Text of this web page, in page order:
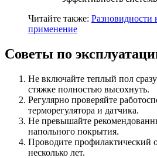
Читайте также: Разновидности
применение
Советы по
Не включайте теплый пол
стяжке полностью высохнуть.
Регулярно проверяйте
терморегулятора и датчика.
Не превышайте
напольного покрытия.
Проводите профилактический
несколько лет.